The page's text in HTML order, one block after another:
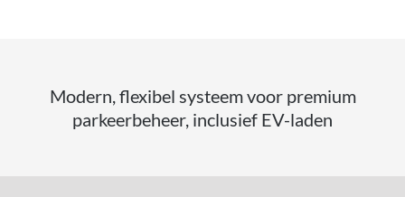
Modern, flexibel systeem voor premium
parkeerbeheer, inclusief EV-laden